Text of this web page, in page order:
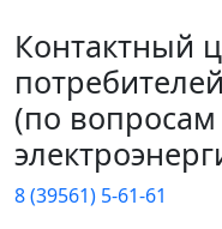
Контактный
(по
8 (39561) 5-61-61